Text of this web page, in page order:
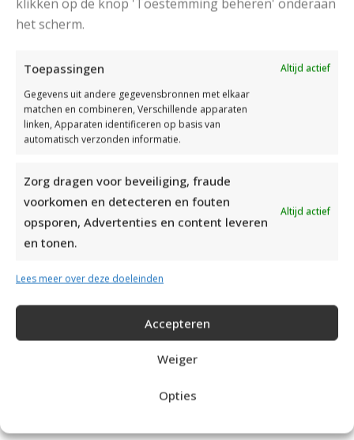
klikken op de knop 'Toestemming beheren' onderaan
het scherm.
Toepassingen
Altijd actief
Gegevens uit andere gegevensbronnen met elkaar
matchen en combineren, Verschillende apparaten
linken, Apparaten identificeren op basis van
automatisch verzonden informatie.
Zorg dragen voor beveiliging, fraude
voorkomen en detecteren en fouten
opsporen, Advertenties en content leveren
en tonen.
Altijd actief
Lees meer over deze doeleinden
Accepteren
Weiger
Opties
IDEALE CAPUCHONTRUI BREIEN VOOR THUIS OP DE BANK